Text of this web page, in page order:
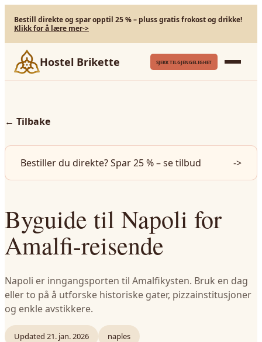
Bestill direkte og spar opptil 25 % – pluss gratis frokost og drikke!
Klikk for å lære mer->
Hostel Brikette SJEKK TILGJENGELIGHET
← Tilbake
Bestiller du direkte? Spar 25 % – se tilbud ->
Byguide til Napoli for
Amalfi-reisende
Napoli er inngangsporten til Amalfikysten. Bruk en dag
eller to på å utforske historiske gater, pizzainstitusjoner
og enkle avstikkere.
Updated 21. jan. 2026 naples